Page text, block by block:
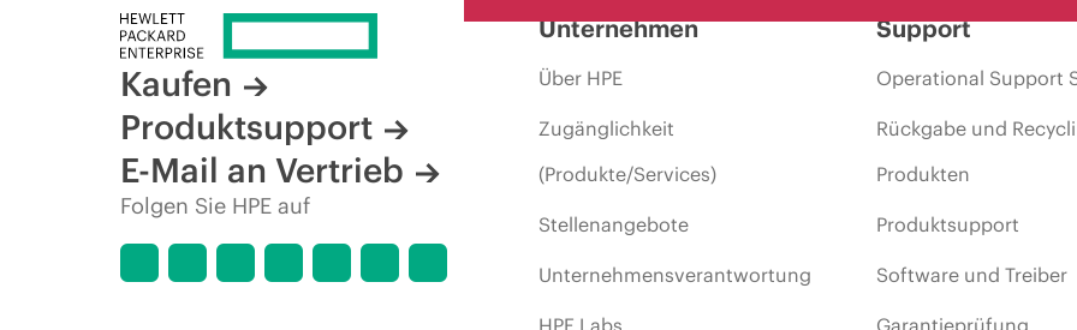
Kaufen
Produktsupport
E-Mail an Vertrieb
Folgen Sie HPE auf
Unternehmen
Über HPE
Zugänglichkeit
(Produkte/Services)
Stellenangebote
Unternehmensverantwortung
Support
Operational Support
Rückgabe und
Produkten
Produktsupport
Software und Treiber